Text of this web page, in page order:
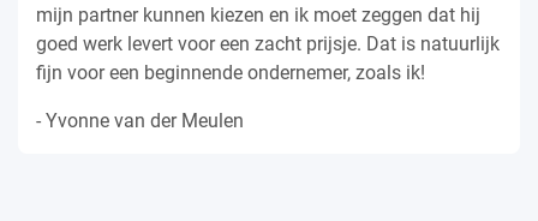
hij
aantal bedrijven uitgekozen. Het enige wat je
te doen is de juiste partner te kiezen. Zo
ook zo nauwkeurig. Ik beveel het iedereen aan!
- Maartje Kuipers